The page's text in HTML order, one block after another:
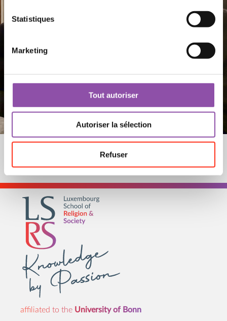
Statistiques
Marketing
Tout autoriser
Autoriser la sélection
Refuser
affiliated to the University of Bonn